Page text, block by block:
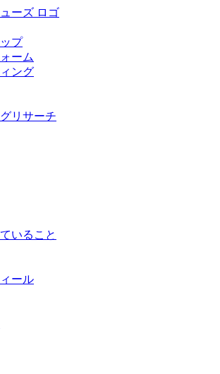
プ
ーム
ング
リサーチ
いること
ール